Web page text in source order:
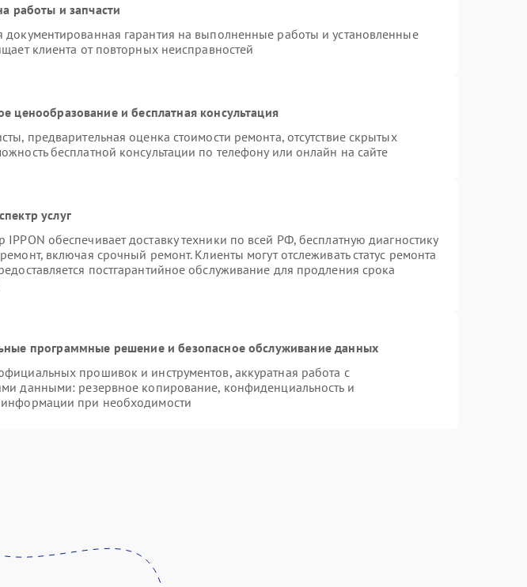
работы и запчасти
документированная гарантия на выполненные работы и установленные
клиента от повторных неисправностей
ценообразование и бесплатная консультация
предварительная оценка стоимости ремонта, отсутствие скрытых
бесплатной консультации по телефону или онлайн на сайте
услуг
IPPON обеспечивает доставку техники по всей РФ, бесплатную диагностику
включая срочный ремонт. Клиенты могут отслеживать статус ремонта
постгарантийное обслуживание для продления срока
программные решение и безопасное обслуживание данных
прошивок и инструментов, аккуратная работа с
данными: резервное копирование, конфиденциальность и
информации при необходимости